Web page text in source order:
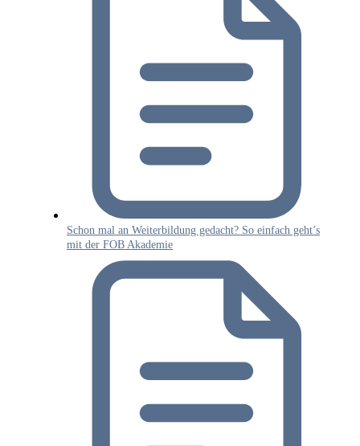
Schon mal an Weiterbildung gedacht? So einfach geht’s
mit der FOB Akademie